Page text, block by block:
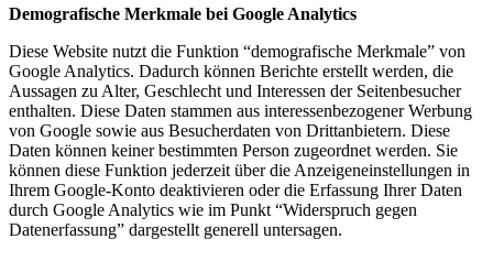
Demografische Merkmale bei Google Analytics
Diese Website nutzt die Funktion “demografische Merkmale” von
Google Analytics. Dadurch können Berichte erstellt werden, die
Aussagen zu Alter, Geschlecht und Interessen der Seitenbesucher
enthalten. Diese Daten stammen aus interessenbezogener Werbung
von Google sowie aus Besucherdaten von Drittanbietern. Diese
Daten können keiner bestimmten Person zugeordnet werden. Sie
können diese Funktion jederzeit über die Anzeigeneinstellungen in
Ihrem Google-Konto deaktivieren oder die Erfassung Ihrer Daten
durch Google Analytics wie im Punkt “Widerspruch gegen
Datenerfassung” dargestellt generell untersagen.